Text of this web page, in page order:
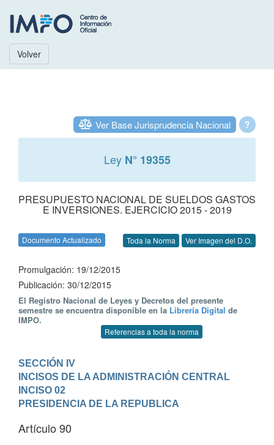
Volver
?
Ver Base Jurisprudencia Nacional
Ley N° 19355
PRESUPUESTO NACIONAL DE SUELDOS GASTOS
E INVERSIONES. EJERCICIO 2015 - 2019
Documento Actualizado Toda la Norma Ver Imagen del D.O.
Promulgación: 19/12/2015
Publicación: 30/12/2015
El Registro Nacional de Leyes y Decretos del presente
semestre se encuentra disponible en la Librería Digital de
IMPO.
Referencias a toda la norma
SECCIÓN IV
INCISOS DE LA ADMINISTRACIÓN CENTRAL
INCISO 02
PRESIDENCIA DE LA REPUBLICA
Artículo 90